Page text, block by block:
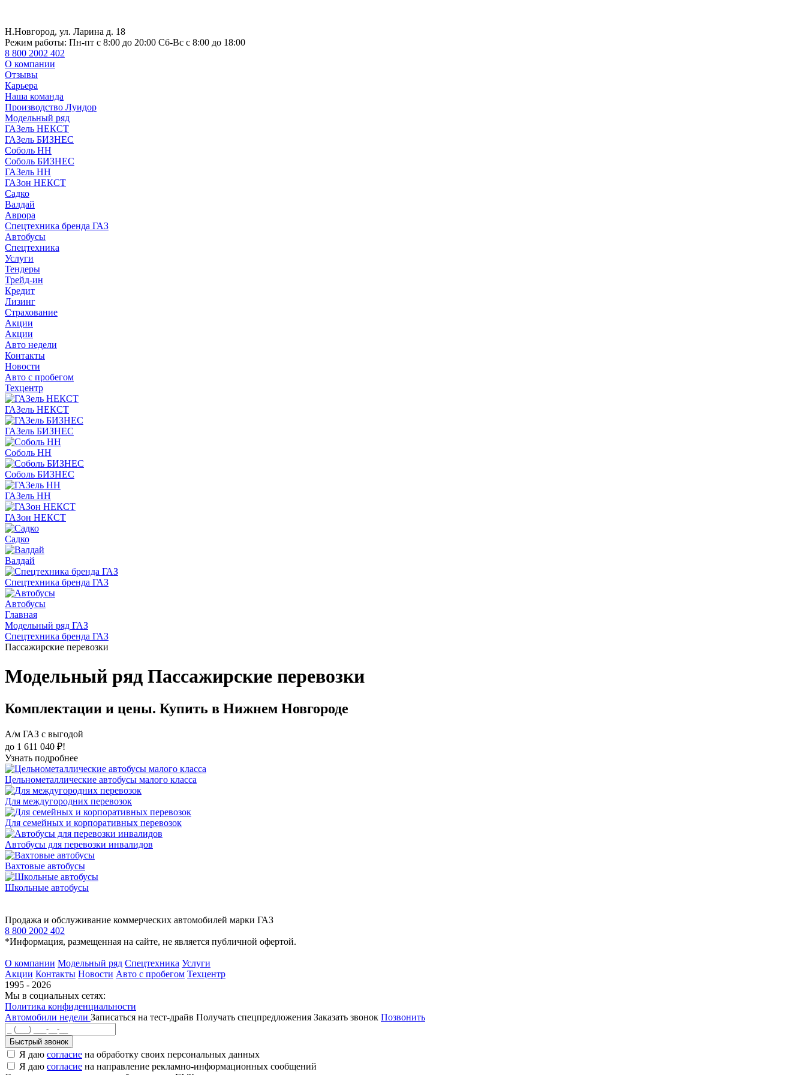
Н.Новгород, ул. Ларина д. 18
Режим работы: Пн-пт с 8:00 до 20:00 Сб-Вс с 8:00 до 18:00
8 800 2002 402
О компании
Отзывы
Карьера
Наша команда
Производство Луидор
Модельный ряд
ГАЗель НЕКСТ
ГАЗель БИЗНЕС
Соболь НН
Соболь БИЗНЕС
ГАЗель НН
ГАЗон НЕКСТ
Садко
Валдай
Аврора
Спецтехника бренда ГАЗ
Автобусы
Спецтехника
Услуги
Тендеры
Трейд-ин
Кредит
Лизинг
Страхование
Акции
Акции
Авто недели
Контакты
Новости
Авто с пробегом
Техцентр
ГАЗель НЕКСТ
ГАЗель БИЗНЕС
Соболь НН
Соболь БИЗНЕС
ГАЗель НН
ГАЗон НЕКСТ
Садко
Валдай
Спецтехника бренда ГАЗ
Автобусы
Главная
Модельный ряд ГАЗ
Спецтехника бренда ГАЗ
Пассажирские перевозки
Модельный ряд Пассажирские перевозки
Комплектации и цены. Купить в Нижнем Новгороде
А/м ГАЗ с выгодой
до 1 611 040 ₽!
Узнать подробнее
Цельнометаллические автобусы малого класса
Для междугородних перевозок
Для семейных и корпоративных перевозок
Автобусы для перевозки инвалидов
Вахтовые автобусы
Школьные автобусы
Продажа и обслуживание коммерческих автомобилей марки ГАЗ
8 800 2002 402
*Информация, размещенная на сайте, не является публичной офертой.
О компании Модельный ряд Спецтехника Услуги
Акции Контакты Новости Авто с пробегом Техцентр
1995 - 2026
Мы в социальных сетях:
Политика конфиденциальности
Автомобили недели Записаться на тест-драйв Получать спецпредложения Заказать звонок Позвонить
Быстрый звонок
Я даю согласие на обработку своих персональных данных
Я даю согласие на направление рекламно-информационных сообщений